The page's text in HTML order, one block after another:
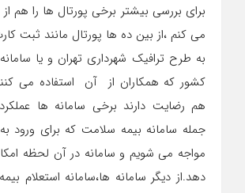
برای بررسی بیشتر برخی پورتال ها را هم
می کنم ،از بین ده ها پورتال مانند ثبت
به طرح ترافیک شهرداری تهران و یا
کشور که همکاران از آن استفاده می
هم رضایت دارند برخی سامانه ها عملکرد
جمله سامانه بیمه سلامت که برای ورود
مواجه می شویم و سامانه در آن لحظه
دهد.از دیگر سامانه ها،سامانه استعلام